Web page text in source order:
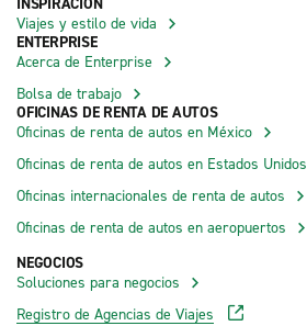
Viajes y estilo de vida
ENTERPRISE
Acerca de Enterprise
Bolsa de trabajo
OFICINAS DE RENTA DE AUTOS
Oficinas de renta de autos en México
Oficinas de renta de autos en Estados Unidos
Oficinas internacionales de renta de autos
Oficinas de renta de autos en aeropuertos
NEGOCIOS
Soluciones para negocios
Registro de Agencias de Viajes